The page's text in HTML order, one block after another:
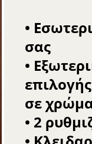
•
σας
•
σε
• 2